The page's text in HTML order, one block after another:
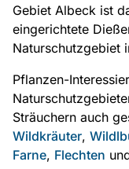
Gebiet Albeck ist
eingerichtete
Naturschutzgebiet
Pflanzen-
Sträuchern auch
Wildkräuter,
Farne, Flechten